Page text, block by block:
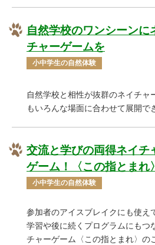
自然学校のワンシーンに
チャーゲームを
小中学生の自然体験
自然学校と相性が抜群のネイチャ
もいろんな場面に合わせて展開で
交流と学びの両得ネイチ
ゲーム！〈この指とまれ〉
小中学生の自然体験
参加者のアイスブレイクにも使え
学習や後に続くプログラムにもつ
チャーゲーム〈この指とまれ〉の